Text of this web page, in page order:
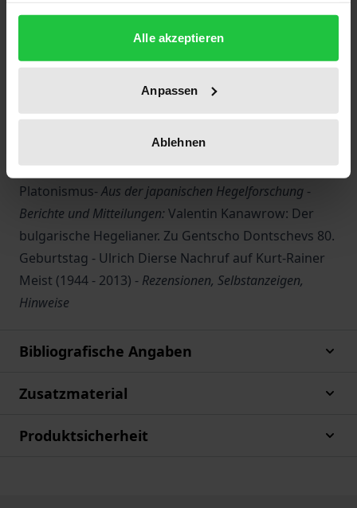
gesammelt haben.
Alle akzeptieren
Anpassen
Ablehnen
the finite: Hegel's View of the Islamic Absolute -
Katharina Comoth: Im Angesicht des Meeres: Hegel
auf der Insel Rügen - Nino Rodonaia: Rezeptionen
Jahrhundert bis zur Gegenwart - Udo Reinhold Jeck:
Die enigmatische Inschrift zu Sais. Hegels
spekulative Deutung eines ägyptischen
Mythologems aus dem Geist des orientalisierenden
Platonismus-Aus der japanischen Hegelforschung -
Berichte und Mitteilungen: Valentin Kanawrow: Der
bulgarische Hegelianer. Zu Gentscho Dontschevs 80.
Geburtstag - Ulrich Dierse Nachruf auf Kurt-Rainer
Meist (1944 - 2013) - Rezensionen, Selbstanzeigen,
Hinweise
Bibliografische Angaben
Zusatzmaterial
Produktsicherheit